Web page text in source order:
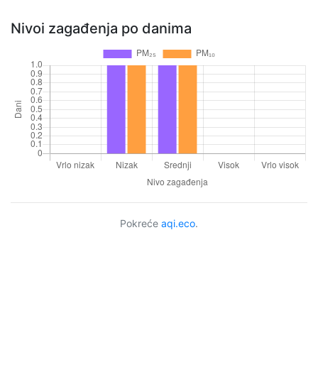
Nivoi zagađenja po danima
Pokreće aqi.eco.